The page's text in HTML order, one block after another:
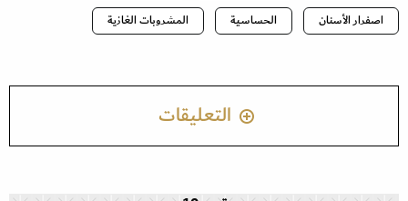
اصفرار الأسنان
الحساسية المشروبات الغازية
التعليقات